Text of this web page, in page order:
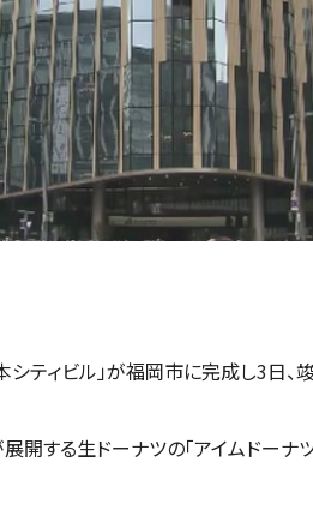
ティビル」が福岡市に完成し3日、
する生ドーナツの「アイムドーナ